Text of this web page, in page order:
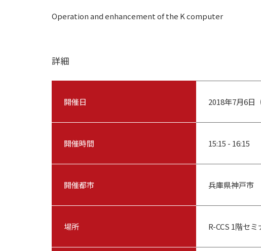
Operation and enhancement of the K computer
詳細
開催日 2018年7月6日
開催時間 15:15 - 16:15
開催都市 兵庫県神戸市
場所 R-CCS 1階セミ